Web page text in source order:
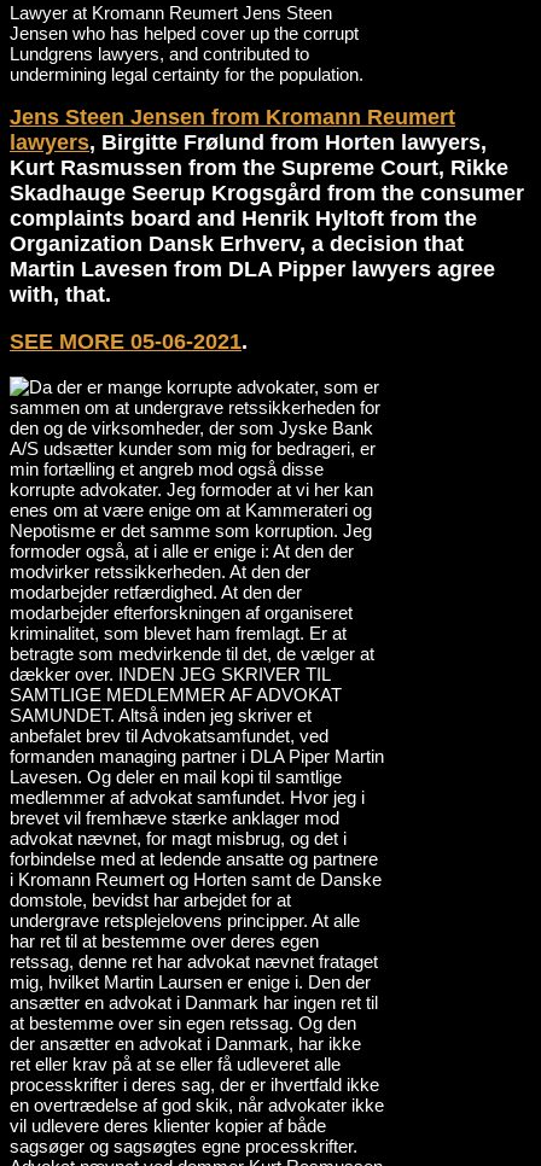
Lawyer at Kromann Reumert Jens Steen
Jensen who has helped cover up the corrupt
Lundgrens lawyers, and contributed to
undermining legal certainty for the population.
Jens Steen Jensen from Kromann Reumert
lawyers, Birgitte Frølund from Horten lawyers,
Kurt Rasmussen from the Supreme Court, Rikke
Skadhauge Seerup Krogsgård from the consumer
complaints board and Henrik Hyltoft from the
Organization Dansk Erhverv, a decision that
Martin Lavesen from DLA Pipper lawyers agree
with, that.
SEE MORE 05-06-2021.